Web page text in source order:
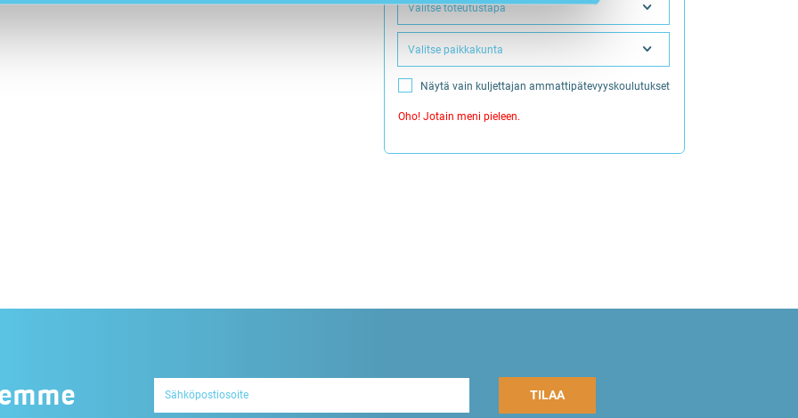
Valitse toteutustapa
Valitse paikkakunta
Näytä vain kuljettajan ammattipätevyyskoulutukset
Oho! Jotain meni pieleen.